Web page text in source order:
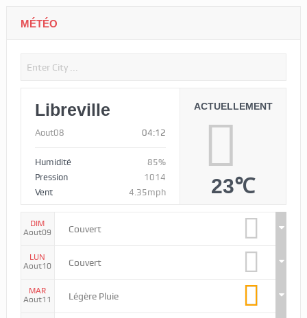
MÉTÉO
Libreville
Aout08 04:12
Humidité
85%
Pression
1014
Vent
4.35mph
ACTUELLEMENT
23℃
DIM
Aout09
Couvert
LUN
Aout10
Couvert
MAR
Aout11
Légère Pluie